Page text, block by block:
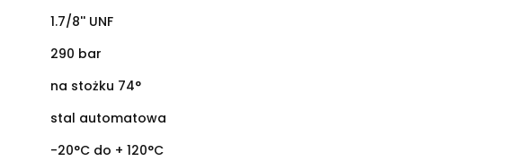
1.7/8'' UNF
290 bar
na stożku 74°
stal automatowa
-20°C do + 120°C